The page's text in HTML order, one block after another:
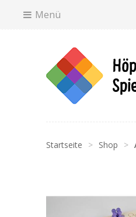
Menü
Startseite > Shop >